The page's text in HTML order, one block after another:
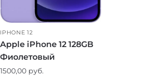
IPHONE 12
Apple iPhone 12 128GB
Фиолетовый
1500,00 руб.